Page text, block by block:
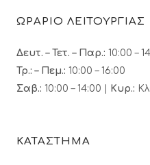
ΩΡΑΡΙΟ ΛΕΙΤΟΥΡΓΙΑΣ
Δευτ. – Τετ. – Παρ.: 10:00 –
Τρ.: – Πεμ.: 10:00 – 16:00
Σαβ.: 10:00 – 14:00 | Κυρ.:
ΚΑΤΑΣΤΗΜΑ